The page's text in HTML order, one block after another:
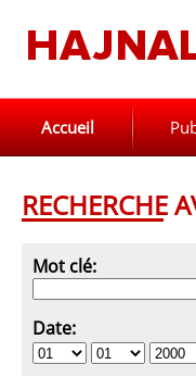
Accueil
RECHERCHE
Mot clé:
Date: